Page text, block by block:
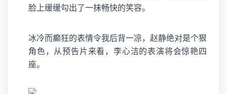
脸上缓缓勾出了一抹畅快的笑容。
冰冷而癫狂的表情令我后背一凉，赵静绝对是个狠
角色，从预告片来看，李心洁的表演将会惊艳四
座。